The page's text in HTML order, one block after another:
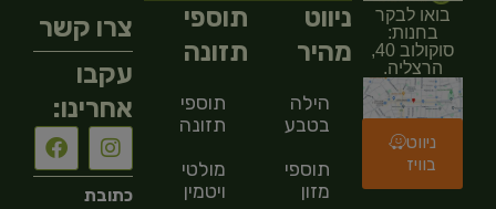
בואו לבקר
בחנות:
סוקולוב 40,
הרצליה.
ניווט
בוויז
ניווט
מהיר
הילה
בטבע
תוספי
מזון
תוספי
תזונה
תוספי
תזונה
מולטי
ויטמין
צרו קשר
עקבו
אחרינו:
כתובת